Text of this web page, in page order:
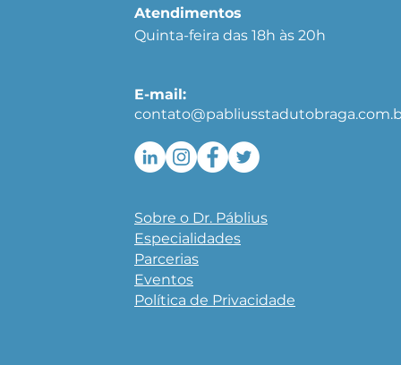
Atendimentos
Quinta-feira das 18h às 20h
E-mail:
Sobre o Dr. Páblius
Especialidades
Parcerias
Eventos
Política de Privacidade